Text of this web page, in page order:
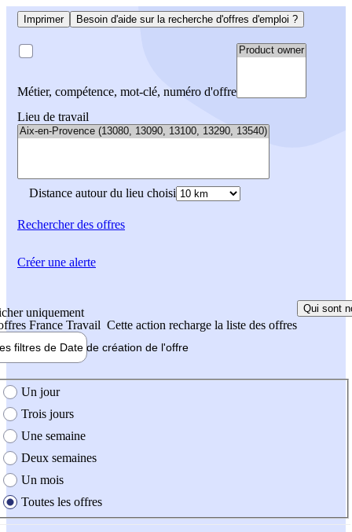
Imprimer Besoin d'aide sur la recherche d'offres d'emploi ?
Métier, compétence, mot-clé, numéro d'offre
Lieu de travail
Distance autour du lieu choisi
Rechercherdes offres
uniquement
France Travail Cette action recharge la liste des offres
Qui sont
filtres de Date de création de l'offre
création de l'offre
Un jour
Trois jours
Une semaine
Deux semaines
Un mois
Toutes les offres
Créer une alerte